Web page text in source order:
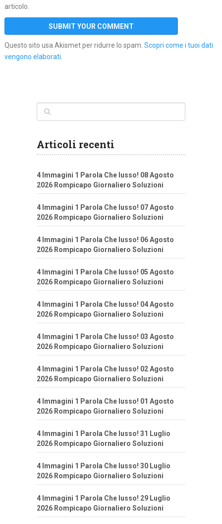
articolo.
Questo sito usa Akismet per ridurre lo spam. Scopri come i tuoi dati
vengono elaborati.
Articoli recenti
4 Immagini 1 Parola Che lusso! 08 Agosto
2026 Rompicapo Giornaliero Soluzioni
4 Immagini 1 Parola Che lusso! 07 Agosto
2026 Rompicapo Giornaliero Soluzioni
4 Immagini 1 Parola Che lusso! 06 Agosto
2026 Rompicapo Giornaliero Soluzioni
4 Immagini 1 Parola Che lusso! 05 Agosto
2026 Rompicapo Giornaliero Soluzioni
4 Immagini 1 Parola Che lusso! 04 Agosto
2026 Rompicapo Giornaliero Soluzioni
4 Immagini 1 Parola Che lusso! 03 Agosto
2026 Rompicapo Giornaliero Soluzioni
4 Immagini 1 Parola Che lusso! 02 Agosto
2026 Rompicapo Giornaliero Soluzioni
4 Immagini 1 Parola Che lusso! 01 Agosto
2026 Rompicapo Giornaliero Soluzioni
4 Immagini 1 Parola Che lusso! 31 Luglio
2026 Rompicapo Giornaliero Soluzioni
4 Immagini 1 Parola Che lusso! 30 Luglio
2026 Rompicapo Giornaliero Soluzioni
4 Immagini 1 Parola Che lusso! 29 Luglio
2026 Rompicapo Giornaliero Soluzioni